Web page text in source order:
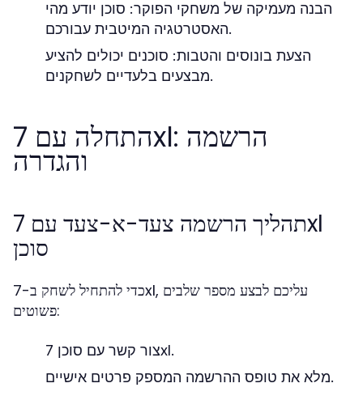
הבנה מעמיקה של משחקי הפוקר: סוכן יודע מהי
האסטרטגיה המיטבית עבורכם.
הצעת בונוסים והטבות: סוכנים יכולים להציע
מבצעים בלעדיים לשחקנים.
התחלה עם 7xl: הרשמה
והגדרה
תהליך הרשמה צעד-א-צעד עם 7xl
סוכן
כדי להתחיל לשחק ב-7xl, עליכם לבצע מספר שלבים
פשוטים:
צור קשר עם סוכן 7xl.
מלא את טופס ההרשמה המספק פרטים אישיים.